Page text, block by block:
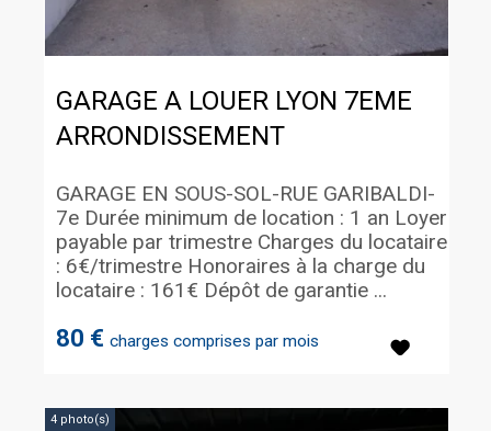
GARAGE A LOUER LYON 7EME
ARRONDISSEMENT
80 € charges comprises par mois
GARAGE EN SOUS-SOL-RUE GARIBALDI-
7e Durée minimum de location : 1 an Loyer
payable par trimestre Charges du locataire
: 6€/trimestre Honoraires à la charge du
locataire : 161€ Dépôt de garantie ...
4 photo(s)